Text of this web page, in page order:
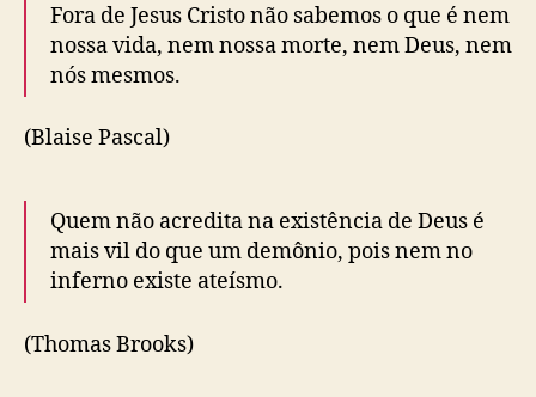
Fora de Jesus Cristo não sabemos o que é nem
nossa vida, nem nossa morte, nem Deus, nem
nós mesmos.
(Blaise Pascal)
Quem não acredita na existência de Deus é
mais vil do que um demônio, pois nem no
inferno existe ateísmo.
(Thomas Brooks)